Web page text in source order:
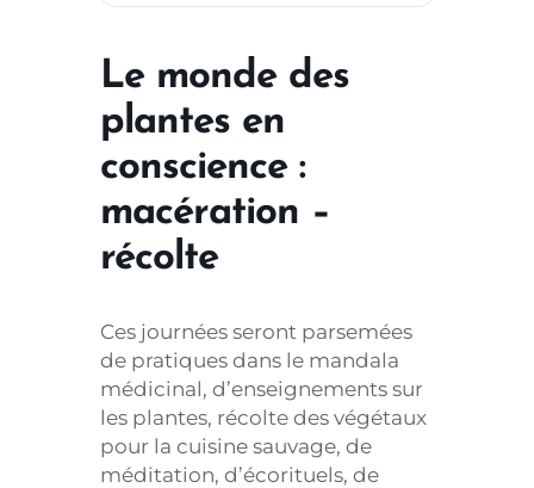
Le monde des
plantes en
conscience :
macération –
récolte
Ces journées seront parsemées
de pratiques dans le mandala
médicinal, d’enseignements sur
les plantes, récolte des végétaux
pour la cuisine sauvage, de
méditation, d’écorituels, de